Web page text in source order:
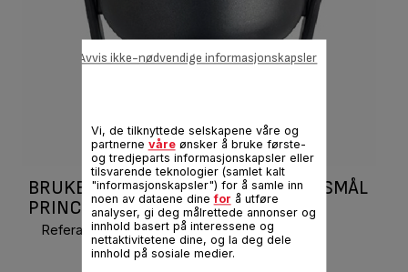
BRUKERMANUAL OG VANLIGE SPØRSMÅL
PRINCIPIO
Referanse :EF150212
Vi, de tilknyttede selskapene våre og
partnerne våreønsker å bruke første-
og tredjeparts informasjonskapsler eller
tilsvarende teknologier (samlet kalt
"informasjonskapsler") for å samle inn
noen av dataene dinefor å utføre
analyser, gi deg målrettede annonser og
innhold basert på interessene og
nettaktivitetene dine, og la deg dele
innhold på sosiale medier.
Avvis ikke-nødvendige informasjonskapsler